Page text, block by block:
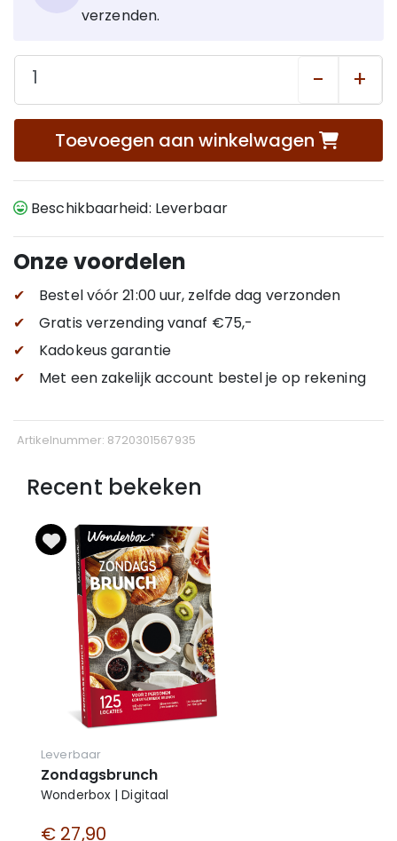
verzenden.
- +
Toevoegen aan winkelwagen
Beschikbaarheid: Leverbaar
Onze voordelen
✔
Bestel vóór 21:00 uur, zelfde dag verzonden
✔
Gratis verzendingvanaf €75,-
✔
Kadokeus garantie
✔
Met een zakelijk account bestel je op rekening
Artikelnummer: 8720301567935
Recent bekeken
Leverbaar
Zondagsbrunch
Wonderbox | Digitaal
€ 27,90